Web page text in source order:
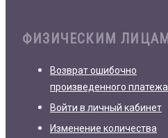
ФИЗИЧЕСКИМ ЛИЦАМ
Возврат ошибочно
произведенного платежа
Войти в личный кабинет
Изменение количества